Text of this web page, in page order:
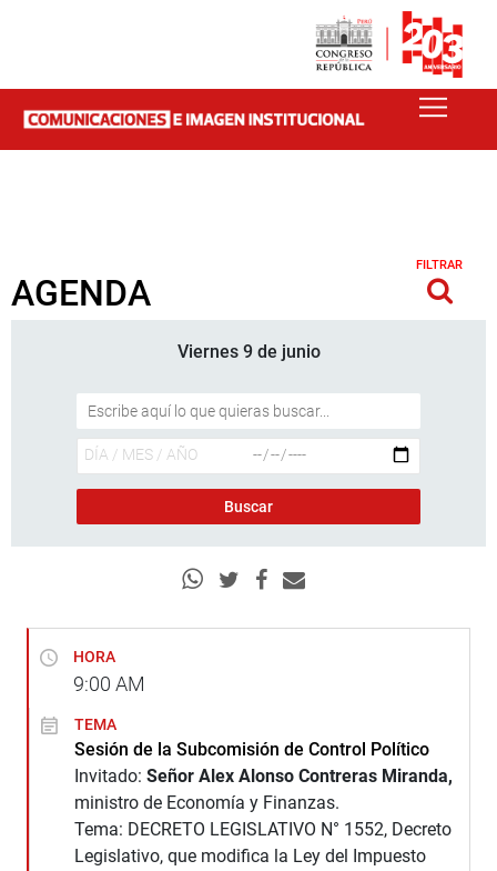
AGENDA
FILTRAR
Viernes 9 de junio
HORA
9:00 AM
TEMA
Sesión de la Subcomisión de Control Político
Invitado: Señor Alex Alonso Contreras Miranda,
ministro de Economía y Finanzas.
Tema: DECRETO LEGISLATIVO N° 1552, Decreto
Legislativo, que modifica la Ley del Impuesto